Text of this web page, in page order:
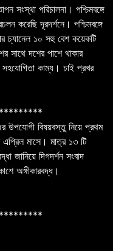
সংস্থা পরিচালনা। পশ্চিমবঙ্গে
করেছি দূরদর্শনে। পশ্চিমবঙ্গে
চ্যানেল ১০ সহু বেশ কয়েকটি
সাথে দশের পাশে থাকার
সহযোগিতা কাম্য। চাই প্রখর
উপযোগী বিষয়বস্তু নিয়ে প্রথম
মাসে। মাত্র ১৩ টি
জানিয়ে দিগদর্শন সংবাদ
অঙ্গীকারবদ্ধ।